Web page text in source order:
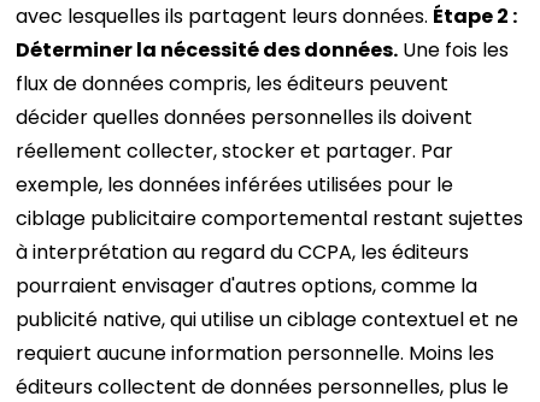
avec lesquelles ils partagent leurs données. Étape 2 :
Déterminer la nécessité des données. Une fois les
flux de données compris, les éditeurs peuvent
décider quelles données personnelles ils doivent
réellement collecter, stocker et partager. Par
exemple, les données inférées utilisées pour le
ciblage publicitaire comportemental restant sujettes
à interprétation au regard du CCPA, les éditeurs
pourraient envisager d'autres options, comme la
publicité native, qui utilise un ciblage contextuel et ne
requiert aucune information personnelle. Moins les
éditeurs collectent de données personnelles, plus le